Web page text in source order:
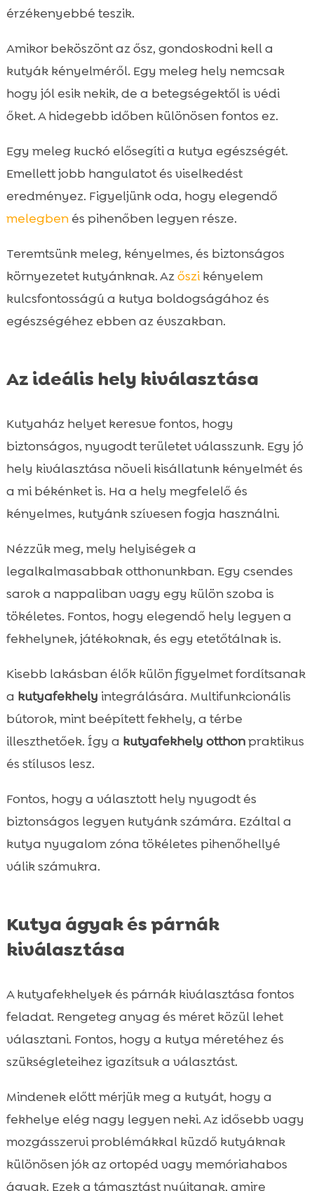
érzékenyebbé teszik.
Amikor beköszönt az ősz, gondoskodni kell a
kutyák kényelméről. Egy meleg hely nemcsak
hogy jól esik nekik, de a betegségektől is védi
őket. A hidegebb időben különösen fontos ez.
Egy meleg kuckó elősegíti a kutya egészségét.
Emellett jobb hangulatot és viselkedést
eredményez. Figyeljünk oda, hogy elegendő
melegbenés pihenőben legyen része.
Teremtsünk meleg, kényelmes, és biztonságos
környezetet kutyánknak. Azőszikényelem
kulcsfontosságú a kutya boldogságához és
egészségéhez ebben az évszakban.
Az ideális hely kiválasztása
Kutyaház helyet keresve fontos, hogy
biztonságos, nyugodt területet válasszunk. Egy jó
hely kiválasztása növeli kisállatunk kényelmét és
a mi békénket is. Ha a hely megfelelő és
kényelmes, kutyánk szívesen fogja használni.
Nézzük meg, mely helyiségek a
legalkalmasabbak otthonunkban. Egy csendes
sarok a nappaliban vagy egy külön szoba is
tökéletes. Fontos, hogy elegendő hely legyen a
fekhelynek, játékoknak, és egy etetőtálnak is.
Kisebb lakásban élők külön figyelmet fordítsanak
a kutyafekhely integrálására. Multifunkcionális
bútorok, mint beépített fekhely, a térbe
illeszthetőek. Így a kutyafekhely otthonpraktikus
és stílusos lesz.
Fontos, hogy a választott hely nyugodt és
biztonságos legyen kutyánk számára. Ezáltal a
kutya nyugalom zóna tökéletes pihenőhellyé
válik számukra.
Kutya ágyak és párnák
kiválasztása
A kutyafekhelyek és párnák kiválasztása fontos
feladat. Rengeteg anyag és méret közül lehet
választani. Fontos, hogy a kutya méretéhez és
szükségleteihez igazítsuk a választást.
Mindenek előtt mérjük meg a kutyát, hogy a
fekhelye elég nagy legyen neki. Az idősebb vagy
mozgásszervi problémákkal küzdő kutyáknak
különösen jók az ortopéd vagy memóriahabos
ágyak. Ezek a támasztást nyújtanak, amire